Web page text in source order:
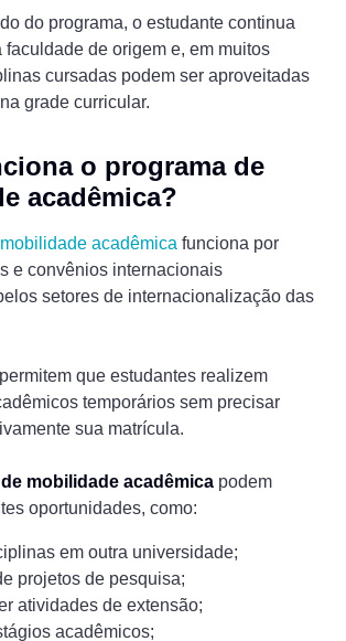
do programa, o estudante continua
de origem e, em muitos
cursadas podem ser aproveitadas
grade curricular.
o programa de
acadêmica?
acadêmica funciona por
e convênios internacionais
setores de internacionalização das
que estudantes realizem
temporários sem precisar
sua matrícula.
mobilidade acadêmica podem
oportunidades, como:
em outra universidade;
projetos de pesquisa;
atividades de extensão;
acadêmicos;